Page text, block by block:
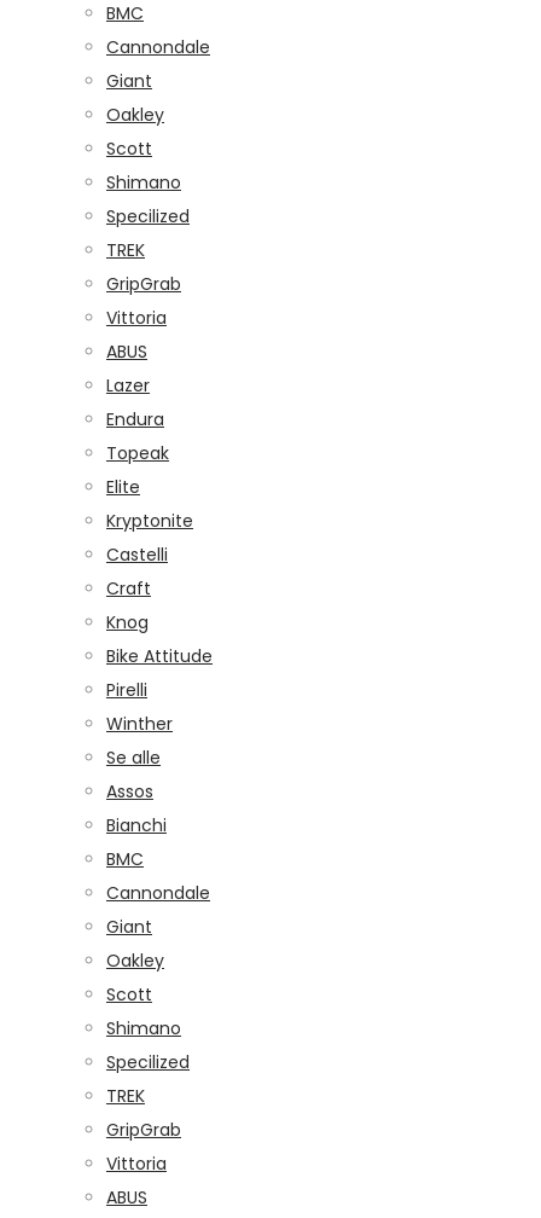
BMC
Cannondale
Giant
Oakley
Scott
Shimano
Specilized
TREK
GripGrab
Vittoria
ABUS
Lazer
Endura
Topeak
Elite
Kryptonite
Castelli
Craft
Knog
Bike Attitude
Pirelli
Winther
Se alle
Assos
Bianchi
BMC
Cannondale
Giant
Oakley
Scott
Shimano
Specilized
TREK
GripGrab
Vittoria
ABUS